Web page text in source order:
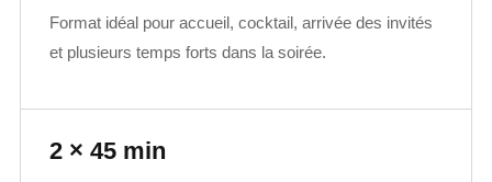
Format idéal pour accueil, cocktail, arrivée des invités
et plusieurs temps forts dans la soirée.
2 × 45 min